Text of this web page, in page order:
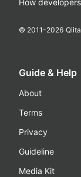
How
© 2011-2026
Guide & Help
About
Terms
Privacy
Guideline
Media Kit